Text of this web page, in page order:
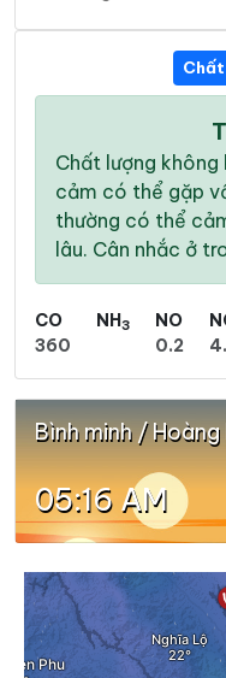
Chất lượng không
cảm có thể gặp
thường có thể
lâu. Cân nhắc ở
CO
360
NH3
NO
0.2
Bình minh / Hoàng
05:16 AM